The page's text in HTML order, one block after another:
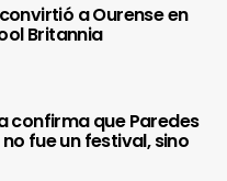
a Ourense en
Britannia
confirma que Paredes
fue un festival, sino